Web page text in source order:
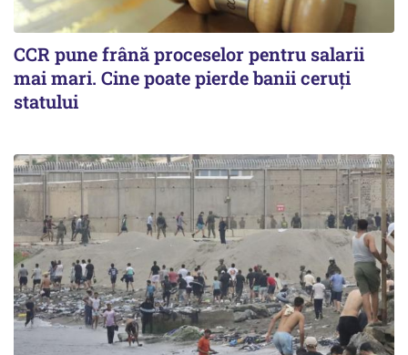
CCR pune frână proceselor pentru salarii
mai mari. Cine poate pierde banii ceruți
statului